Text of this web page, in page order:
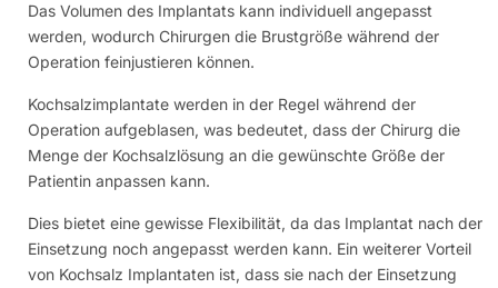
Das Volumen des Implantats kann individuell angepasst
werden, wodurch Chirurgen die Brustgröße während der
Operation feinjustieren können.
Kochsalzimplantate werden in der Regel während der
Operation aufgeblasen, was bedeutet, dass der Chirurg die
Menge der Kochsalzlösung an die gewünschte Größe der
Patientin anpassen kann.
Dies bietet eine gewisse Flexibilität, da das Implantat nach der
Einsetzung noch angepasst werden kann. Ein weiterer Vorteil
von Kochsalz Implantaten ist, dass sie nach der Einsetzung